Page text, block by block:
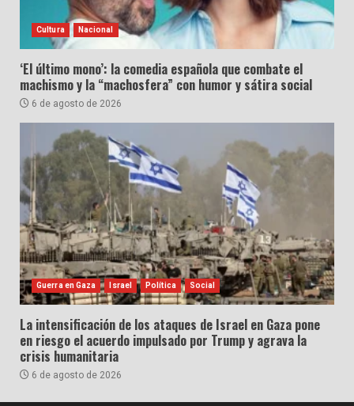
Cultura Nacional
‘El último mono’: la comedia española que combate el
machismo y la “machosfera” con humor y sátira social
6 de agosto de 2026
Guerra en Gaza Israel Política Social
La intensificación de los ataques de Israel en Gaza pone
en riesgo el acuerdo impulsado por Trump y agrava la
crisis humanitaria
6 de agosto de 2026